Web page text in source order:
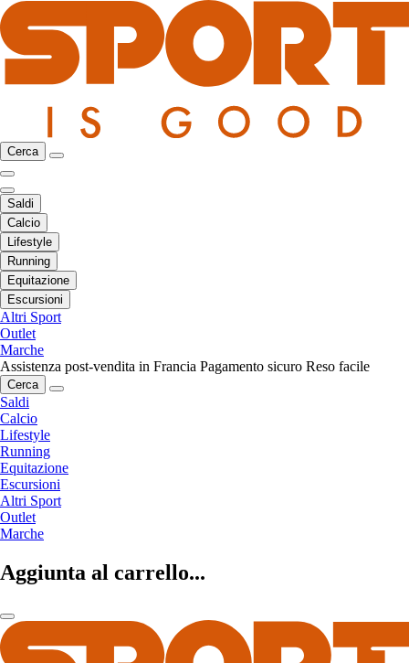
Cerca
Saldi
Calcio
Lifestyle
Running
Equitazione
Escursioni
Altri Sport
Outlet
Marche
Assistenza post-vendita in Francia Pagamento sicuro Reso facile
Cerca
Saldi
Calcio
Lifestyle
Running
Equitazione
Escursioni
Altri Sport
Outlet
Marche
Aggiunta al carrello...